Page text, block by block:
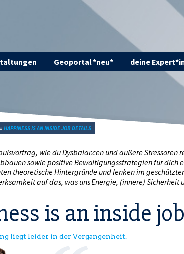
Geoportal *neu* deine
» HAPPINESS IS AN INSIDE JOB DETAILS
wie du Dysbalancen und äußere Stressoren
sowie positive Bewältigungsstrategien für dich
theoretische Hintergründe und lenken im
auf das, was uns Energie, (innere) Sicherheit
is an inside job
liegt leider in der Vergangenheit.